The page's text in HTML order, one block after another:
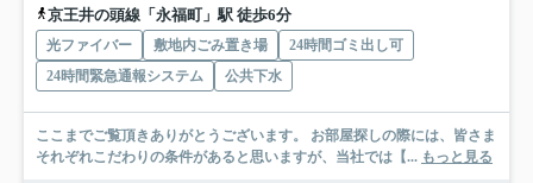
京王井の頭線「永福町」駅 徒歩6分
光ファイバー 敷地内ごみ置き場
24時間ゴミ出し可
24時間緊急通報システム
公共下水
ここまでご覧頂きありがとうございます。 お部屋探しの際には、皆さま
それぞれこだわりの条件があると思いますが、当社では【... もっと見る